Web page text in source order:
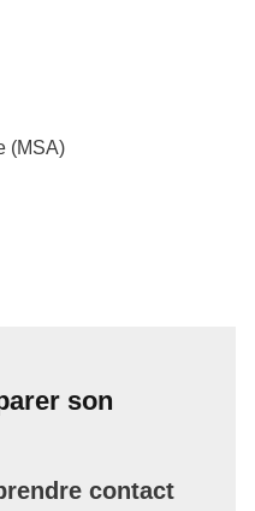
(MSA)
son
contact